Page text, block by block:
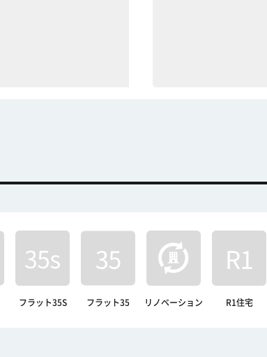
フラット35S フラット35 リノベーション R1住宅